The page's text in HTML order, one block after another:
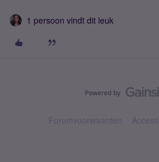
1 persoon vindt dit leuk
Forumvoorwaarden